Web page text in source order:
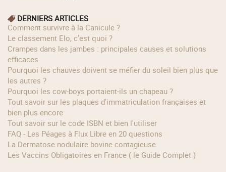
DERNIERS ARTICLES
Comment survivre à la Canicule ?
Le classement Elo, c’est quoi ?
Crampes dans les jambes : principales causes et solutions
efficaces
Pourquoi les chauves doivent se méfier du soleil bien plus que
les autres ?
Pourquoi les cow‑boys portaient‑ils un chapeau ?
Tout savoir sur les plaques d'immatriculation françaises et
bien plus encore
Tout savoir sur le code ISBN et bien l'utiliser
FAQ - Les Péages à Flux Libre en 20 questions
La Dermatose nodulaire bovine contagieuse
Les Vaccins Obligatoires en France ( le Guide Complet )